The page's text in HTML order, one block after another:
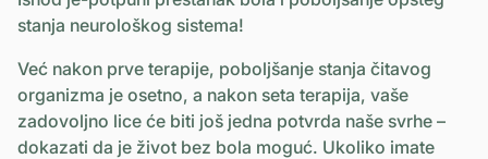
stanja neurološkog sistema!
Već nakon prve terapije, poboljšanje stanja čitavog
organizma je osetno, a nakon seta terapija, vaše
zadovoljno lice će biti još jedna potvrda naše svrhe –
dokazati da je život bez bola moguć. Ukoliko imate